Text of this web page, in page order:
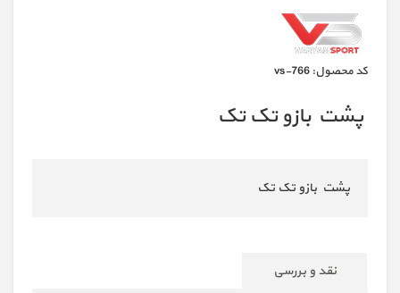
كد محصول: vs-766
پشت بازو تک تک
پشت بازو تک تک
نقد و بررسی